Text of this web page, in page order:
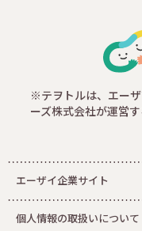
※テヲトルは、エー
ーズ株式会社が運営
エーザイ企業サイト
個人情報の取扱いについて